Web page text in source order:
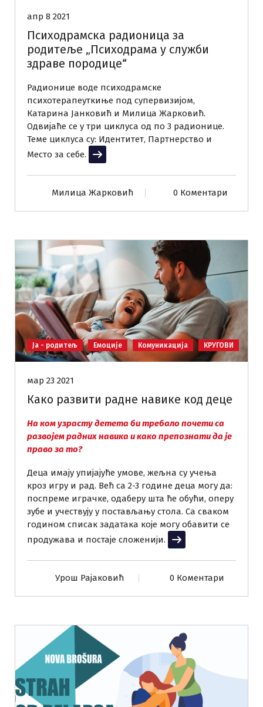
апр 8 2021
Психодрамска радионица за
родитеље „Психодрама у служби
здраве породице“
Радионице воде психодрамске
психотерапеуткиње под супервизијом,
Катарина Јанковић и Милица Жарковић.
Одвијаће се у три циклуса од по 3 радионице.
Теме циклуса су: Идентитет, Партнерство и
Место за себе.
Прочитај више
Милица Жарковић 0 Коментари
Ја - родитељ Емоције Комуникација КРУГОВИ
мар 23 2021
Како развити радне навике код деце
На ком узрасту детета би требало почети са
развојем радних навика и како препознати да је
право за то?
Деца имају упијајуће умове, жељна су учења
кроз игру и рад. Већ са 2-3 године деца могу да:
поспреме играчке, одаберу шта ће обући, оперу
зубе и учествују у постављању стола. Са сваком
годином списак задатака које могу обавити се
продужава и постаје сложенији.
Прочитај више
Урош Рајаковић 0 Коментари